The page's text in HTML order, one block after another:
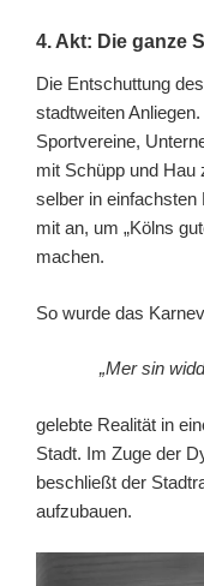
4. Akt: Die ganze
Die Entschuttung
stadtweiten
Sportvereine,
mit Schüpp und
selber in
mit an, um „Kölns
machen.
So wurde das
„Mer sin
gelebte Realität in
Stadt. Im Zuge der
beschließt der
aufzubauen.